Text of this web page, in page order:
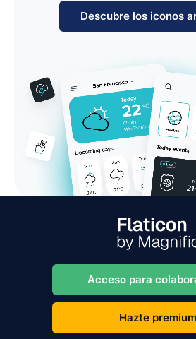
Descubre los iconos
Acceso para
Hazte premium